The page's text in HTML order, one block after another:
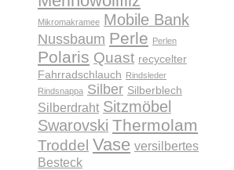
Mikromakramee Mobile Bank
Nussbaum Perle Perlen
Polaris Quast recycelter
Fahrradschlauch Rindsleder
Rindsnappa Silber Silberblech
Silberdraht Sitzmöbel
Swarovski Thermolam
Troddel Vase versilbertes
Besteck